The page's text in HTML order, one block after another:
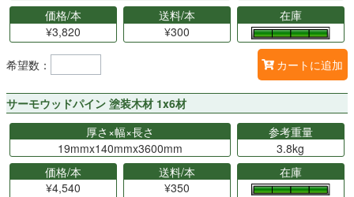
価格/本
¥3,820
送料/本
¥300
在庫
希望数： カートに追加
サーモウッドパイン 塗装木材 1x6材
厚さ×幅×長さ
19mmx140mmx3600mm
参考重量
3.8kg
価格/本
¥4,540
送料/本
¥350
在庫